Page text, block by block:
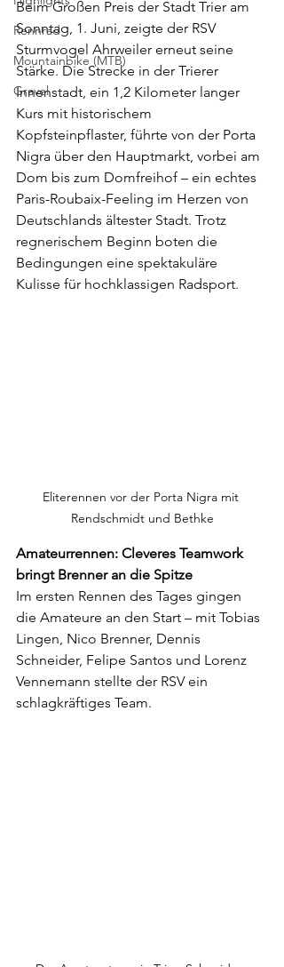
Rennrad
Mountainbike (MTB)
Gravel
Beim Großen Preis der Stadt Trier am
Sonntag, 1. Juni, zeigte der RSV
Sturmvogel Ahrweiler erneut seine
Stärke. Die Strecke in der Trierer
Innenstadt, ein 1,2 Kilometer langer
Kurs mit historischem
Kopfsteinpflaster, führte von der Porta
Nigra über den Hauptmarkt, vorbei am
Dom bis zum Domfreihof – ein echtes
Paris-Roubaix-Feeling im Herzen von
Deutschlands ältester Stadt. Trotz
regnerischem Beginn boten die
Bedingungen eine spektakuläre
Kulisse für hochklassigen Radsport.
Eliterennen vor der Porta Nigra mit
Rendschmidt und Bethke
Amateurrennen: Cleveres Teamwork
bringt Brenner an die Spitze
Im ersten Rennen des Tages gingen
die Amateure an den Start – mit Tobias
Lingen, Nico Brenner, Dennis
Schneider, Felipe Santos und Lorenz
Vennemann stellte der RSV ein
schlagkräftiges Team.